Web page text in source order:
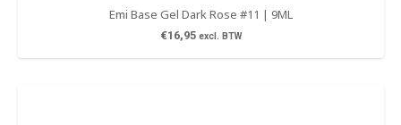
Emi Base Gel Dark Rose #11 | 9ML
€16,95 excl. BTW